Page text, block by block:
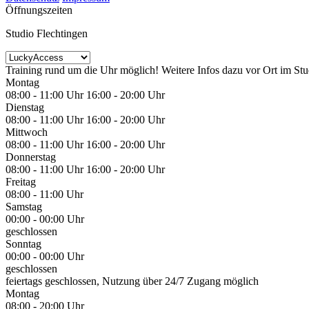
Öffnungszeiten
Studio Flechtingen
Training rund um die Uhr möglich! Weitere Infos dazu vor Ort im
Montag
08:00 - 11:00 Uhr 16:00 - 20:00 Uhr
Dienstag
08:00 - 11:00 Uhr 16:00 - 20:00 Uhr
Mittwoch
08:00 - 11:00 Uhr 16:00 - 20:00 Uhr
Donnerstag
08:00 - 11:00 Uhr 16:00 - 20:00 Uhr
Freitag
08:00 - 11:00 Uhr
Samstag
00:00 - 00:00 Uhr
geschlossen
Sonntag
00:00 - 00:00 Uhr
geschlossen
feiertags geschlossen, Nutzung über 24/7 Zugang möglich
Montag
08:00 - 20:00 Uhr